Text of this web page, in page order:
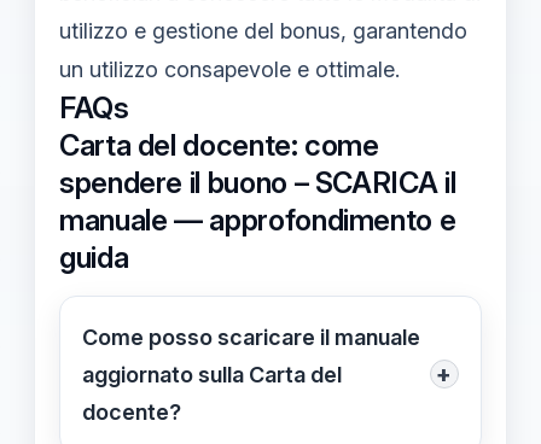
utilizzo e gestione del bonus, garantendo
un utilizzo consapevole e ottimale.
FAQs
Carta del docente: come
spendere il buono – SCARICA il
manuale — approfondimento e
guida
Come posso scaricare il manuale
aggiornato sulla Carta del
docente?
+